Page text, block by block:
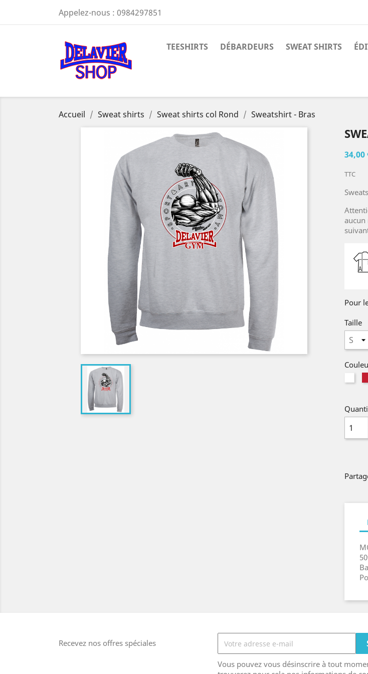
Appelez-nous : 0984297851
TEESHIRTS DÉBARDEURS SWEAT SHIRTS
Accueil Sweat shirts Sweat shirts col Rond Sweatshirt - Bras
34,00
TTC
aucun
Pour
Taille
Recevez nos offres spéciales
Vous pouvez vous désinscrire à tout